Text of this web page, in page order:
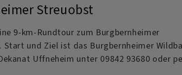
Streuobst
9-km-Rundtour zum Burgbernheimer
und Ziel ist das Burgbernheimer
Uffneheim unter 09842 93680 oder